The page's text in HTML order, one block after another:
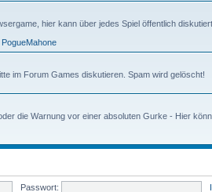
hier kann über jedes Spiel öffentlich
PogueMahone
im Forum Games diskutieren. Spam wird gelöscht!
die Warnung vor einer absoluten Gurke - Hier
Passwort: